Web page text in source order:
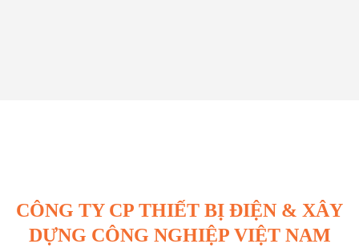
CÔNG TY CP THIẾT BỊ ĐIỆN & XÂY
DỰNG CÔNG NGHIỆP VIỆT NAM